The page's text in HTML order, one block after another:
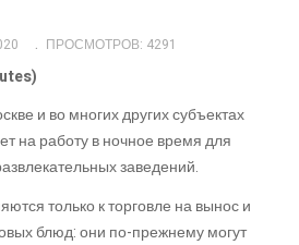
ПРОСМОТРОВ: 4291
и во многих других субъектах
на работу в ночное время для
заведений.
только к торговле на вынос и
блюд: они по-прежнему могут